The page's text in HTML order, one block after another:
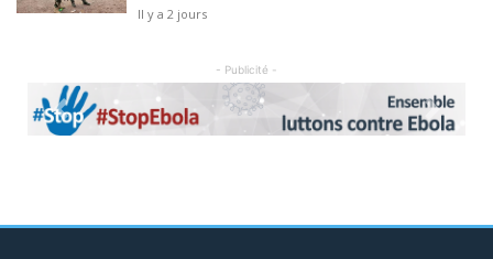
Il y a 2 jours
- Publicité -
Previous Next